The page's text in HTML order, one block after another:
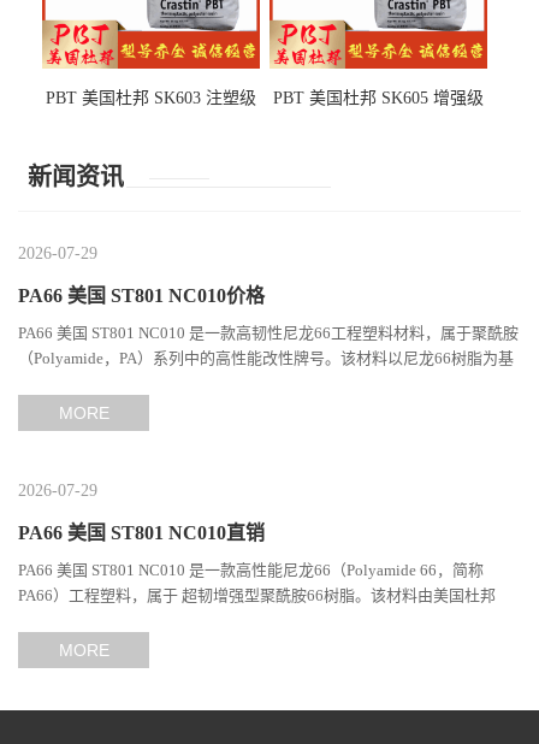
PBT 美国杜邦 SK603 注塑级
PBT 美国杜邦 SK605 增强级
新闻资讯
2026-07-29
PA66 美国 ST801 NC010价格
PA66 美国 ST801 NC010 是一款高韧性尼龙66工程塑料材料，属于聚酰胺
（Polyamide，PA）系列中的高性能改性牌号。该材料以尼龙66树脂为基
MORE
2026-07-29
PA66 美国 ST801 NC010直销
PA66 美国 ST801 NC010 是一款高性能尼龙66（Polyamide 66，简称
PA66）工程塑料，属于 超韧增强型聚酰胺66树脂。该材料由美国杜邦
MORE